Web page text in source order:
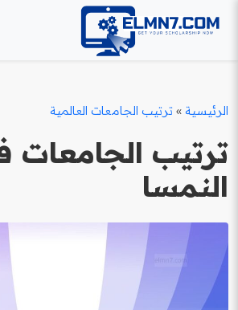
الرئيسية » ترتيب الجامعات العالمية
ترتيب الجامعات
النمسا